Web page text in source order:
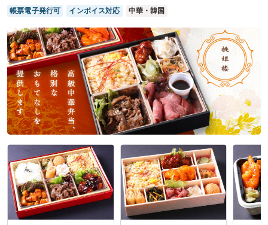
といいなと思いました
ご利用シーン：イベント運営›発表会
参加者の年齢：30代～40代男女比：男女混合
愛知県名古屋市昭和区花見通2026/03/01
四代目お結び屋の口コミをもっと見る
帳票電子発行可 インボイス対応 中華・韓国